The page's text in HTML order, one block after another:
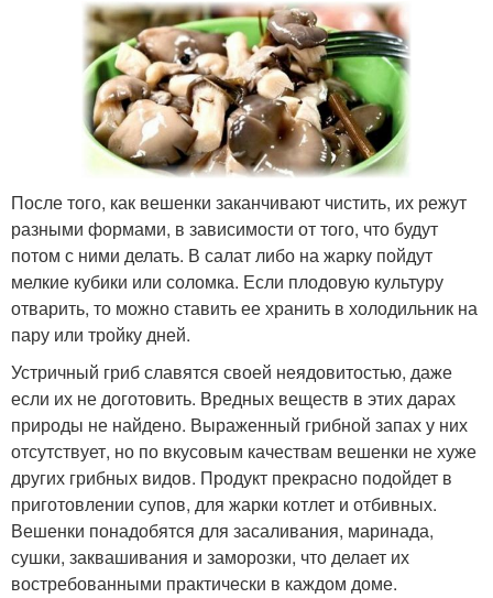
После того, как вешенки заканчивают чистить, их режут
разными формами, в зависимости от того, что будут
потом с ними делать. В салат либо на жарку пойдут
мелкие кубики или соломка. Если плодовую культуру
отварить, то можно ставить ее хранить в холодильник на
пару или тройку дней.
Устричный гриб славятся своей неядовитостью, даже
если их не доготовить. Вредных веществ в этих дарах
природы не найдено. Выраженный грибной запах у них
отсутствует, но по вкусовым качествам вешенки не хуже
других грибных видов. Продукт прекрасно подойдет в
приготовлении супов, для жарки котлет и отбивных.
Вешенки понадобятся для засаливания, маринада,
сушки, заквашивания и заморозки, что делает их
востребованными практически в каждом доме.